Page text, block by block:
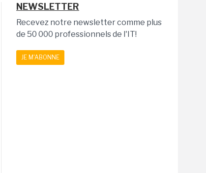
NEWSLETTER
Recevez notre newsletter comme plus
de 50 000 professionnels de l'IT!
JE M'ABONNE